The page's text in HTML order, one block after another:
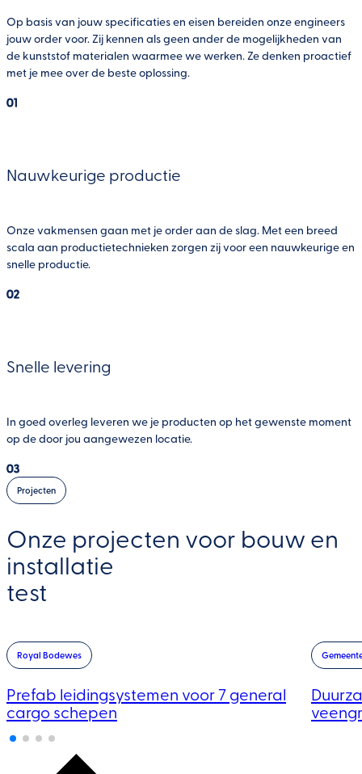
Duurzaamheid en nieuwe energie
Waterbeheer